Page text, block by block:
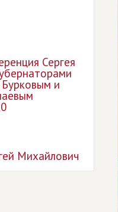
Сергея
и
Михайлович